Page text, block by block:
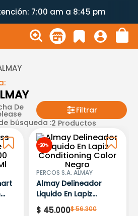
7:00 am a 8:45 pm
De
Filtrar
búsqueda :2 Productos
-20 %
PERCOS S.A. ALMAY
Almay Delineador
Liquido En Lapiz
Conditioning Color
$ 45.000$56.300